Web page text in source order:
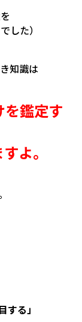
した）
知識は
を鑑定す
よ。
る」